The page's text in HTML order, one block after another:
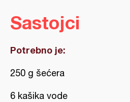
Sastojci
Potrebno je:
250 g šećera
6 kašika vode